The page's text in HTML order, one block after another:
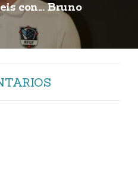
con... Bruno